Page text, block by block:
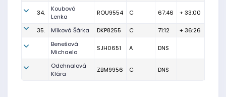
34.
Koubová
Lenka
ROU9554 C 67:46 + 33:00
35. Míková Šárka DKP8255 C 71:12
+ 36:26
Benešová
Michaela
SJH0651 A DNS
Odehnalová
Klára
ZBM9956 C DNS